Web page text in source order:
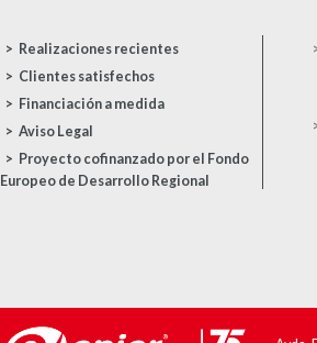
Realizaciones recientes
Clientes satisfechos
Financiación a medida
Aviso Legal
Proyecto cofinanzado por el Fondo
Europeo de Desarrollo Regional